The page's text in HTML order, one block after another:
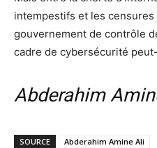
intempestifs et les censures
gouvernement de contrôle
cadre de cybersécurité
Abderahim
SOURCE
Abderahim Amine Ali